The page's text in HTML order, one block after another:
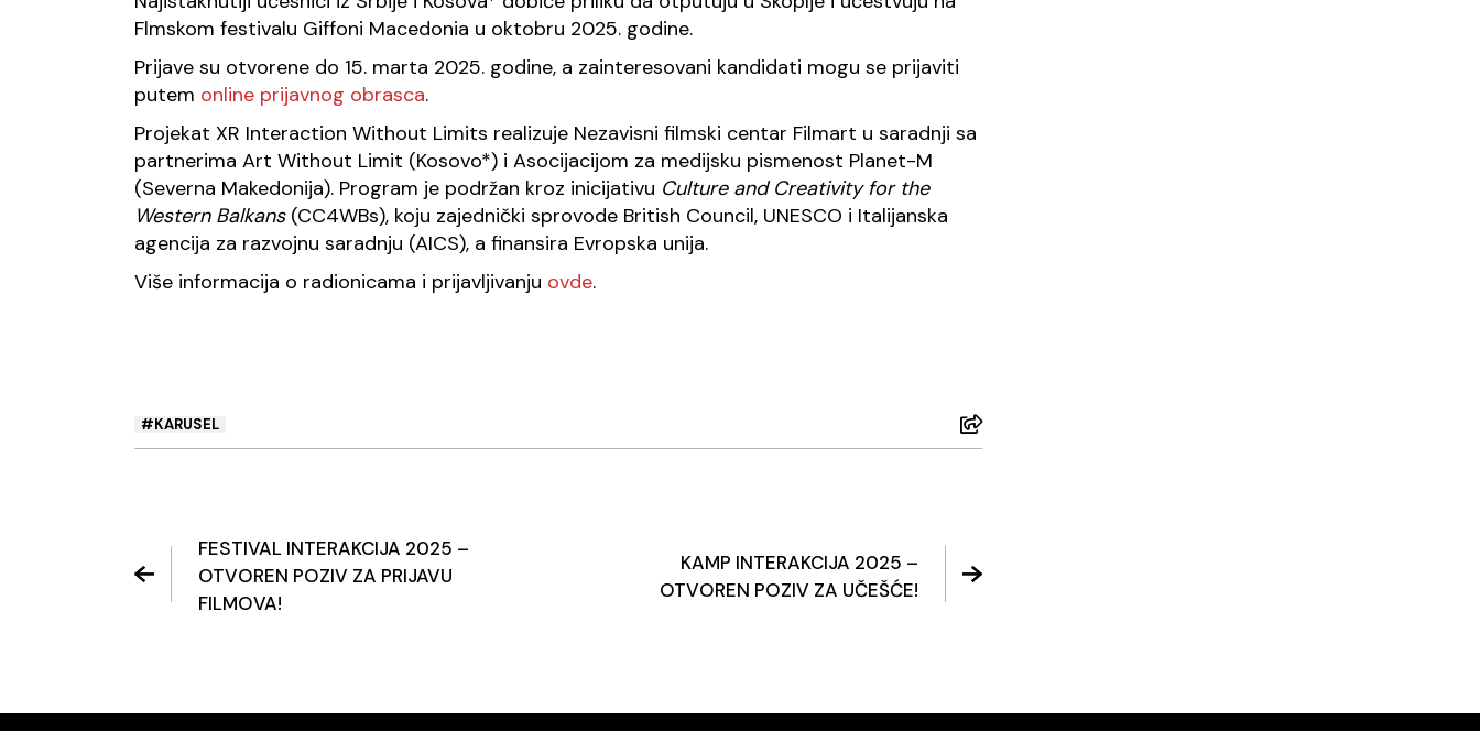
Flmskom festivalu Giffoni Macedonia u oktobru 2025. godine.
Prijave su otvorene do 15. marta 2025. godine, a zainteresovani kandidati mogu se prijaviti
putem online prijavnog obrasca.
Projekat XR Interaction Without Limits realizuje Nezavisni filmski centar Filmart u saradnji sa
partnerima Art Without Limit (Kosovo*) i Asocijacijom za medijsku pismenost Planet-M
(Severna Makedonija). Program je podržan kroz inicijativu Culture and Creativity for the
Western Balkans(CC4WBs), koju zajednički sprovode British Council, UNESCO i Italijanska
agencija za razvojnu saradnju (AICS), a finansira Evropska unija.
Više informacija o radionicama i prijavljivanju ovde.
KARUSEL
FESTIVAL INTERAKCIJA 2025 –
OTVOREN POZIV ZA PRIJAVU
FILMOVA!
KAMP INTERAKCIJA 2025 –
OTVOREN POZIV ZA UČEŠĆE!